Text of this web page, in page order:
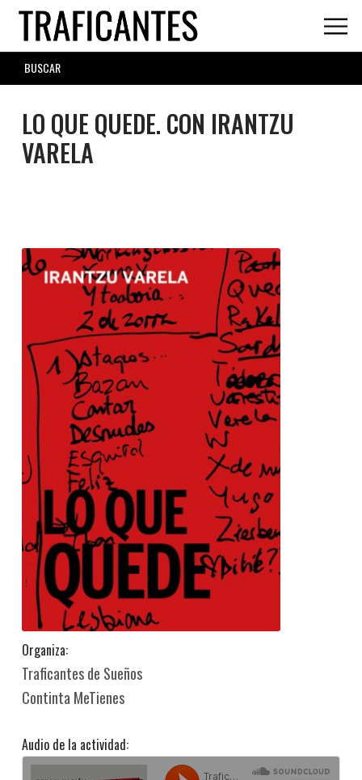
Skip
main
content
SEARCH
FORM
LO QUE QUEDE. CON IRANTZU
VARELA
Organiza:
Traficantes de Sueños
Continta MeTienes
Audio de la actividad: